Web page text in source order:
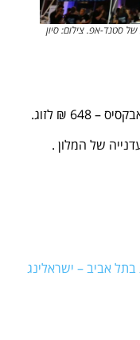
סטנד-אפ. צילום: סיון
₪ לזוג.
אביב – ישראלינג